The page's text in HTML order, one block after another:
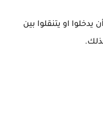
او يتنقلوا بين